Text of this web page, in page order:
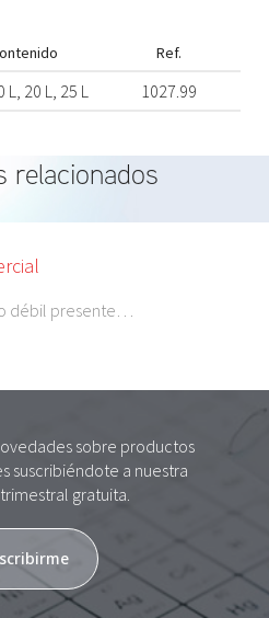
Ref.
L, 20 L, 25 L 1027.99
relacionados
débil presente…
sobre productos
suscribiéndote a nuestra
gratuita.